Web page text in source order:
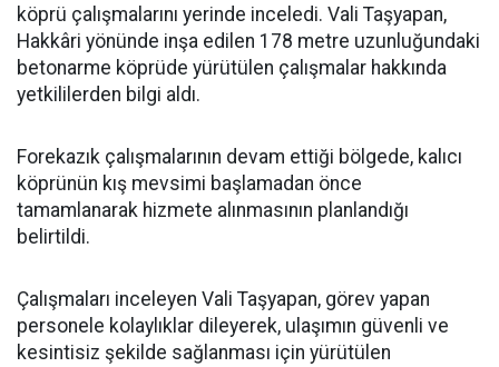
köprü çalışmalarını yerinde inceledi. Vali Taşyapan,
Hakkâri yönünde inşa edilen 178 metre uzunluğundaki
betonarme köprüde yürütülen çalışmalar hakkında
yetkililerden bilgi aldı.
Forekazık çalışmalarının devam ettiği bölgede, kalıcı
köprünün kış mevsimi başlamadan önce
tamamlanarak hizmete alınmasının planlandığı
belirtildi.
Çalışmaları inceleyen Vali Taşyapan, görev yapan
personele kolaylıklar dileyerek, ulaşımın güvenli ve
kesintisiz şekilde sağlanması için yürütülen